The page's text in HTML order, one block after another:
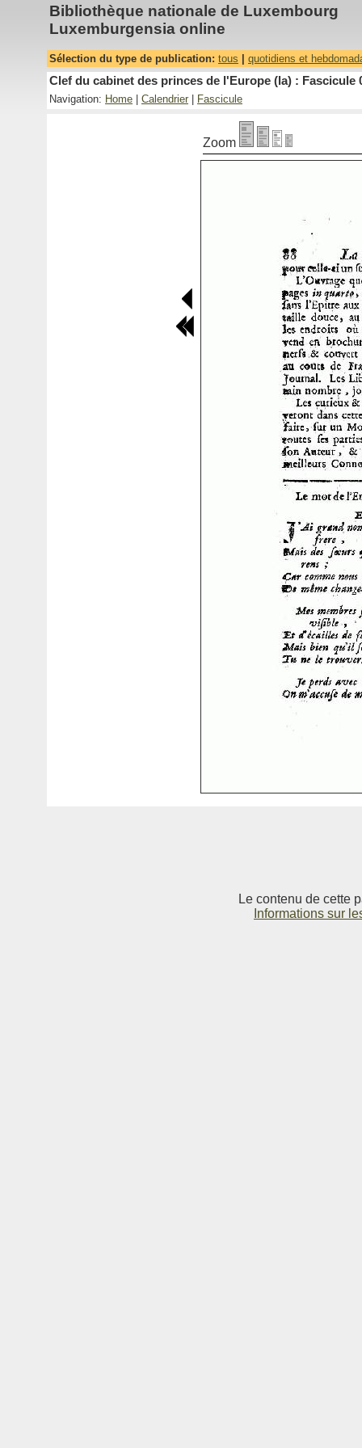
Bibliothèque nationale de Luxembourg
Luxemburgensia online
Sélection du type de publication: tous quotidiens et
Clef du cabinet des princes de l'Europe (la) : Fascicule
Navigation: Home Calendrier Fascicule
Zoom
Le contenu de cette
Informations sur